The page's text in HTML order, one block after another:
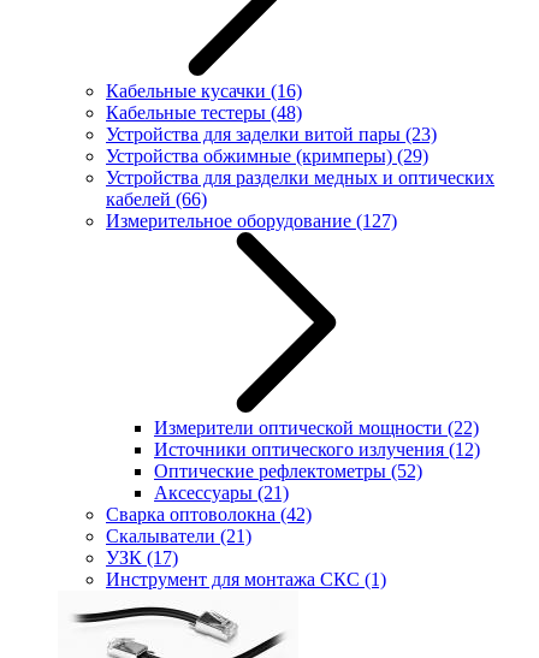
Кабельные кусачки (16)
Кабельные тестеры (48)
Устройства для заделки витой пары (23)
Устройства обжимные (кримперы) (29)
Устройства для разделки медных и оптических
кабелей (66)
Измерительное оборудование (127)
Измерители оптической мощности (22)
Источники оптического излучения (12)
Оптические рефлектометры (52)
Аксессуары (21)
Сварка оптоволокна (42)
Скалыватели (21)
УЗК (17)
Инструмент для монтажа СКС (1)